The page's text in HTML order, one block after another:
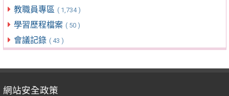
教職員專區 ( 1,734 )
學習歷程檔案 ( 50 )
會議記錄 ( 43 )
網站安全政策